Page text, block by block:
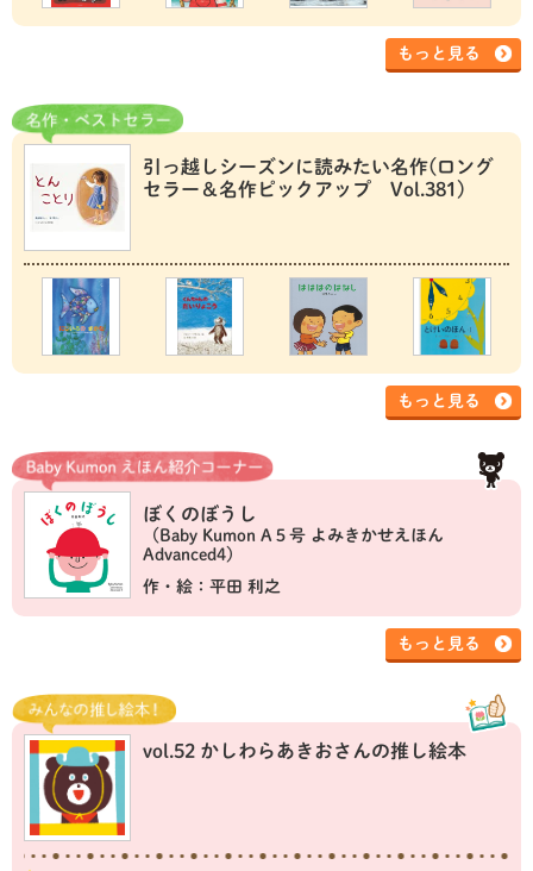
もっと見る
引っ越しシーズンに読みたい名作(ロング
セラー＆名作ピックアップ Vol.381)
もっと見る
ぼくのぼうし
（Baby Kumon A５号 よみきかせえほん
Advanced4）
作・絵：平田 利之
もっと見る
vol.52 かしわらあきおさんの推し絵本